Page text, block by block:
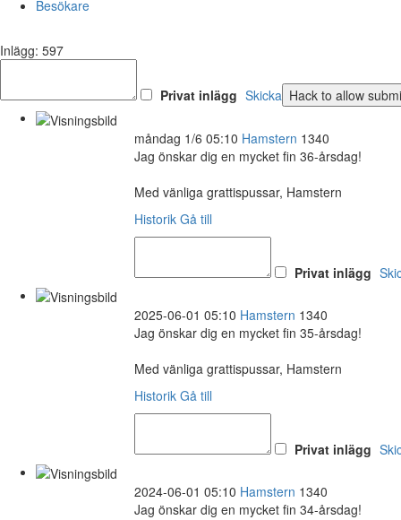
Besökare
Inlägg: 597
Privat inlägg Skicka
måndag 1/6 05:10 Hamstern 1340
Jag önskar dig en mycket fin 36-årsdag!
Med vänliga grattispussar, Hamstern
Historik Gå till
Privat inlägg
2025-06-01 05:10 Hamstern 1340
Jag önskar dig en mycket fin 35-årsdag!
Med vänliga grattispussar, Hamstern
Historik Gå till
Privat inlägg
2024-06-01 05:10 Hamstern 1340
Jag önskar dig en mycket fin 34-årsdag!